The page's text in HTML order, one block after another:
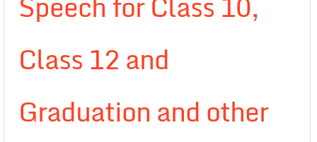
Class 12 and
Graduation and other